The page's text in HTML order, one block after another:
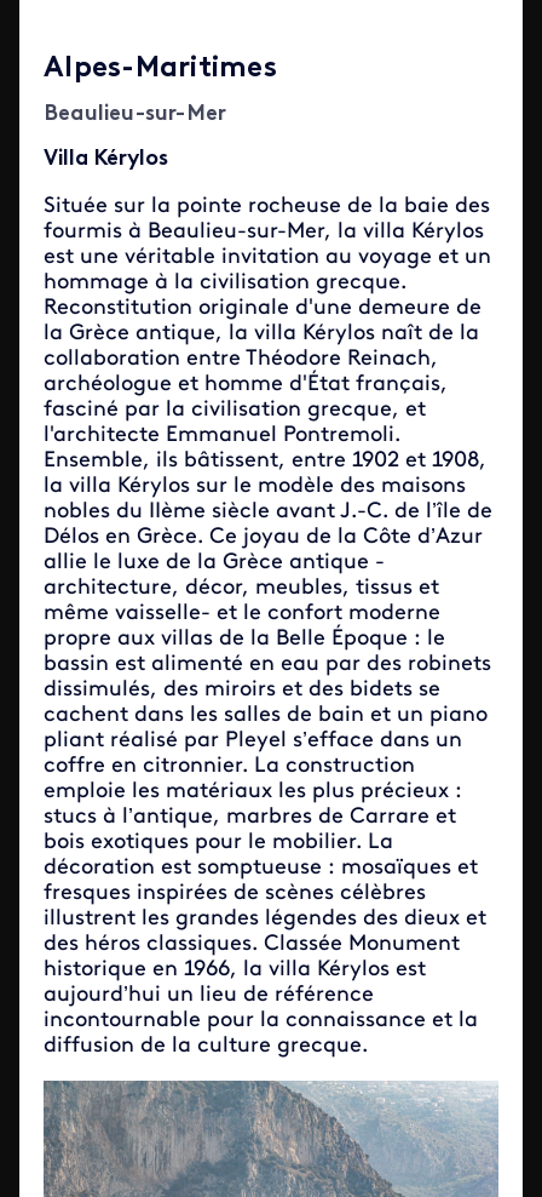
Alpes-Maritimes
Beaulieu-sur-Mer
Villa Kérylos
Située sur la pointe rocheuse de la baie des
fourmis à Beaulieu-sur-Mer, la villa Kérylos
est une véritable invitation au voyage et un
hommage à la civilisation grecque.
Reconstitution originale d'une demeure de
la Grèce antique, la villa Kérylos naît de la
collaboration entre Théodore Reinach,
archéologue et homme d'État français,
fasciné par la civilisation grecque, et
l'architecte Emmanuel Pontremoli.
Ensemble, ils bâtissent, entre 1902 et 1908,
la villa Kérylos sur le modèle des maisons
nobles du IIème siècle avant J.-C. de l’île de
Délos en Grèce. Ce joyau de la Côte d’Azur
allie le luxe de la Grèce antique -
architecture, décor, meubles, tissus et
même vaisselle- et le confort moderne
propre aux villas de la Belle Époque : le
bassin est alimenté en eau par des robinets
dissimulés, des miroirs et des bidets se
cachent dans les salles de bain et un piano
pliant réalisé par Pleyel s’efface dans un
coffre en citronnier. La construction
emploie les matériaux les plus précieux :
stucs à l’antique, marbres de Carrare et
bois exotiques pour le mobilier. La
décoration est somptueuse : mosaïques et
fresques inspirées de scènes célèbres
illustrent les grandes légendes des dieux et
des héros classiques. Classée Monument
historique en 1966, la villa Kérylos est
aujourd’hui un lieu de référence
incontournable pour la connaissance et la
diffusion de la culture grecque.